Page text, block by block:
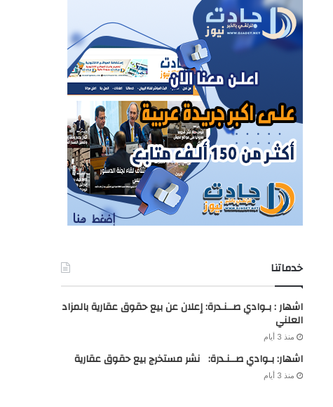
خدماتنا
اشهار : بـوادي صــنـدرة: إعلان عن بيع حقوق عقارية بالمزاد
العلني
منذ 3 أيام
اشهار: بـوادي صــنـدرة: نشر مستخرج بيع حقوق عقارية
منذ 3 أيام